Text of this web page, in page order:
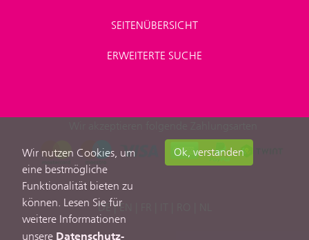
SEITENÜBERSICHT
ERWEITERTE SUCHE
DE|EN
Wir nutzen Cookies, um
eine bestmögliche
Funktionalität bieten zu
können. Lesen Sie für
weitere Informationen
unsere Datenschutz-
Ok, verstanden